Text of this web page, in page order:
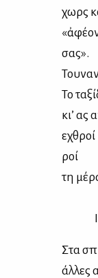
χωρὶς
σας».
Το
κι’ ας
ροί
τη
Στα
άλ­λες